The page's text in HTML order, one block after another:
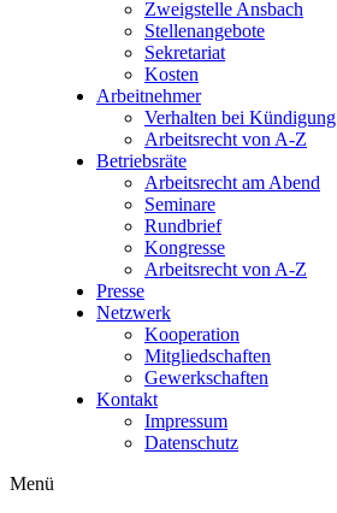
Zweigstelle Ansbach
Stellenangebote
Sekretariat
Kosten
Arbeitnehmer
Verhalten bei Kündigung
Arbeitsrecht von A-Z
Betriebsräte
Arbeitsrecht am Abend
Seminare
Rundbrief
Kongresse
Arbeitsrecht von A-Z
Presse
Netzwerk
Kooperation
Mitgliedschaften
Gewerkschaften
Kontakt
Impressum
Datenschutz
Menü